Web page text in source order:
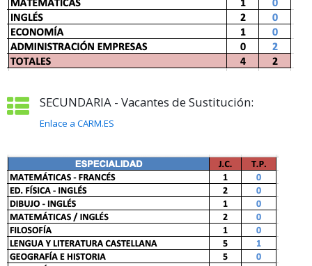
SECUNDARIA - Vacantes de Sustitución:
Enlace a CARM.ES